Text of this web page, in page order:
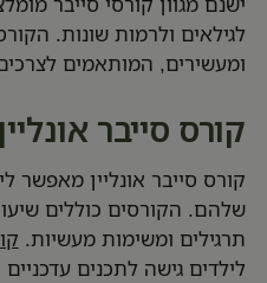
לגילאים ולרמות שונות.
ומעשירים, המותאמים
קורס סייבר
קורס סייבר אונליין מאפשר
שלהם. הקורסים כוללים
תרגילים ומשימות מעשיות.
לילדים גישה לתכנים